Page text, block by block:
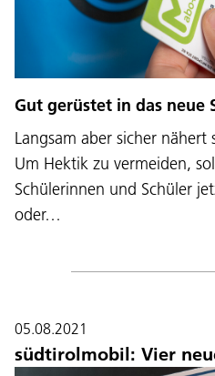
Gut gerüstet in das neue
Langsam aber sicher nähert
Um Hektik zu vermeiden,
Schülerinnen und Schüler
oder…
05.08.2021
südtirolmobil: Vier